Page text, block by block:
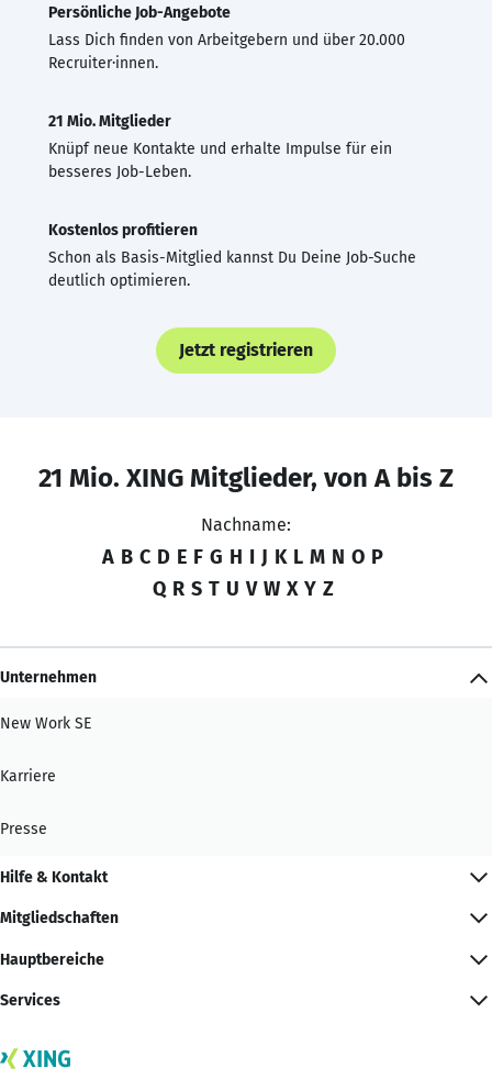
Persönliche Job-Angebote
Lass Dich finden von Arbeitgebern und über 20.000
Recruiter·innen.
21 Mio. Mitglieder
Knüpf neue Kontakte und erhalte Impulse für ein
besseres Job-Leben.
Kostenlos profitieren
Schon als Basis-Mitglied kannst Du Deine Job-Suche
deutlich optimieren.
Jetzt registrieren
21 Mio. XING Mitglieder, von A bis Z
Nachname:
A B C D E F G H I J K L M N O P
Q R S T U V W X Y Z
Unternehmen
New Work SE
Karriere
Presse
Hilfe & Kontakt
Mitgliedschaften
Hauptbereiche
Services